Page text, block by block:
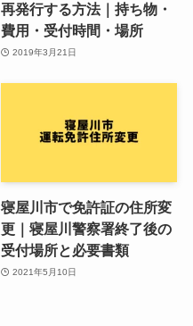
再発行する方法｜持ち物・
費用・受付時間・場所
2019年3月21日
寝屋川市で免許証の住所変
更｜寝屋川警察署終了後の
受付場所と必要書類
2021年5月10日